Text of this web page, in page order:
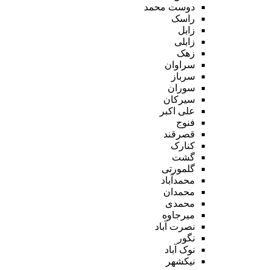
دوست محمد
راسک
زابل
زابلی
زهک
سراوان
سرباز
سوران
سیرکان
علی اکبر
فنوج
قصرقند
کنارک
گشت
گلمورتی
محمدآباد
محمدان
محمدی
میرجاوه
نصرت آباد
نگور
نوک آباد
نیکشهر